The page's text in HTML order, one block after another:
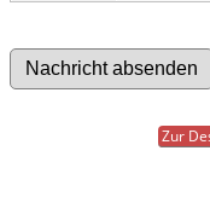
Zur